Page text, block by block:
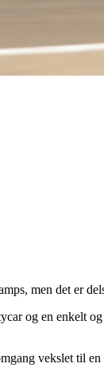
men det er
og en enkelt
vekslet til